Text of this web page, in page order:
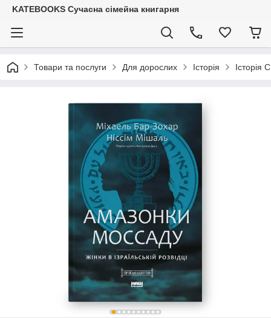
KATEBOOKS Сучасна сімейна книгарня
Товари та послуги Для дорослих Історія Історія